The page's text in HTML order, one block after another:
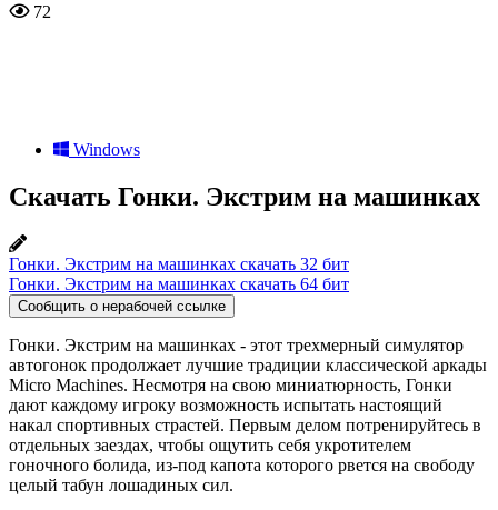
72
Windows
Скачать Гонки. Экстрим на машинках
Гонки. Экстрим на машинках скачать 32 бит
Гонки. Экстрим на машинках скачать 64 бит
Сообщить о нерабочей ссылке
Гонки. Экстрим на машинках - этот трехмерный симулятор
автогонок продолжает лучшие традиции классической аркады
Micro Machines. Несмотря на свою миниатюрность, Гонки
дают каждому игроку возможность испытать настоящий
накал спортивных страстей. Первым делом потренируйтесь в
отдельных заездах, чтобы ощутить себя укротителем
гоночного болида, из-под капота которого рвется на свободу
целый табун лошадиных сил.